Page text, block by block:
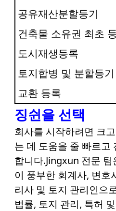
공유재산분할등기
건축물 소유권 최초
도시재생등록
토지합병 및 분할등기
교환 등록
징쉰을 선택
회사를 시작하려면 크
는 데 도움을 줄 빠르고
합니다.Jingxun 전문
이 풍부한 회계사, 변호
리사 및 토지 관리인으
법률, 토지 관리, 특허